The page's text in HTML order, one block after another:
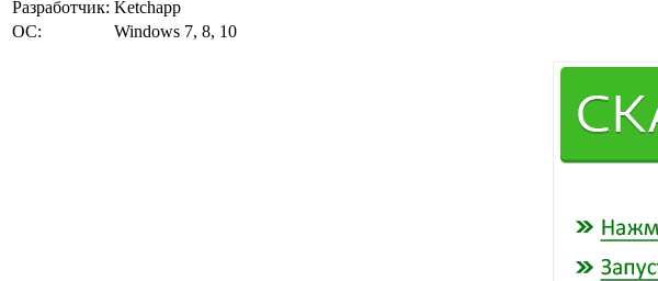
Разработчик: Ketchapp
ОС:
Windows 7, 8, 10